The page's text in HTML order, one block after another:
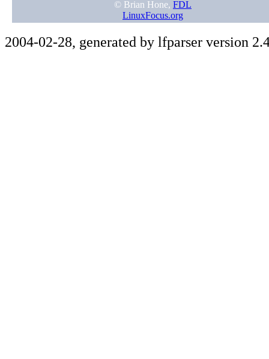
© Brian Hone, FDL
LinuxFocus.org
2004-02-28, generated by lfparser version